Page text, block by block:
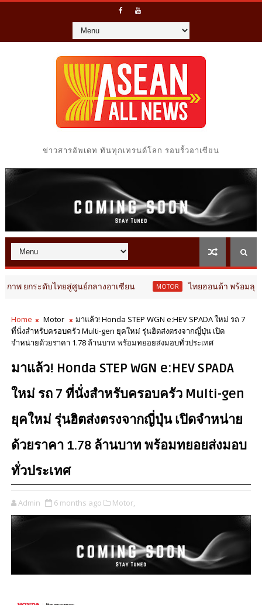
ข่าวสารอัพเดท ทันทุกเทรนด์โลก รอบรั้วอาเซียน
ดับไทยสู่ศูนย์กลางอาเซียน MOTOR ไทยฮอนด้า พร้อมลุยครึ่งปีหลัง ชู
Home Motor
มาแล้ว! Honda STEP WGN e:HEV SPADA ใหม่ รถ 7
ที่นั่งสำหรับครอบครัว Multi-gen ยุคใหม่ รุ่นฮิตส่งตรงจากญี่ปุ่น เปิด
จำหน่ายด้วยราคา 1.78 ล้านบาท พร้อมทยอยส่งมอบทั่วประเทศ
มาแล้ว! Honda STEP WGN e:HEV SPADA
ใหม่ รถ 7 ที่นั่งสำหรับครอบครัว Multi-gen
ยุคใหม่ รุ่นฮิตส่งตรงจากญี่ปุ่น เปิดจำหน่าย
ด้วยราคา 1.78 ล้านบาท พร้อมทยอยส่งมอบ
ทั่วประเทศ
Admin 6 months ago Motor,